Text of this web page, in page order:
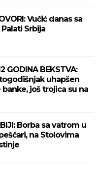
Vučić danas sa
Srbija
GODINA BEKSTVA:
uhapšen
još trojica su na
Borba sa vatrom u
na Stolovima